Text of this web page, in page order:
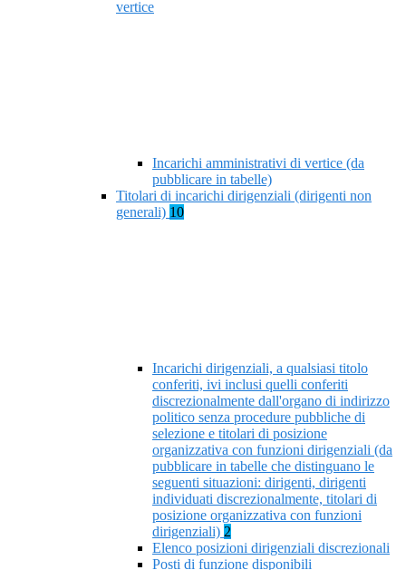
vertice
Incarichi amministrativi di vertice (da
pubblicare in tabelle)
Titolari di incarichi dirigenziali (dirigenti non
generali) 10
Incarichi dirigenziali, a qualsiasi titolo
conferiti, ivi inclusi quelli conferiti
discrezionalmente dall'organo di indirizzo
politico senza procedure pubbliche di
selezione e titolari di posizione
organizzativa con funzioni dirigenziali (da
pubblicare in tabelle che distinguano le
seguenti situazioni: dirigenti, dirigenti
individuati discrezionalmente, titolari di
posizione organizzativa con funzioni
dirigenziali) 2
Elenco posizioni dirigenziali discrezionali
Posti di funzione disponibili